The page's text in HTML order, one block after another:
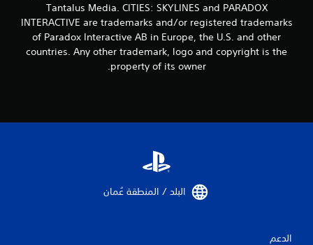
Tantalus Media. CITIES: SKYLINES and PARADOX
INTERACTIVE are trademarks and/or registered trademarks
of Paradox Interactive AB in Europe, the U.S. and other
countries. Any other trademark, logo and copyright is the
property of its owner.
البلد / المنطقة عُمان‏
الدعم